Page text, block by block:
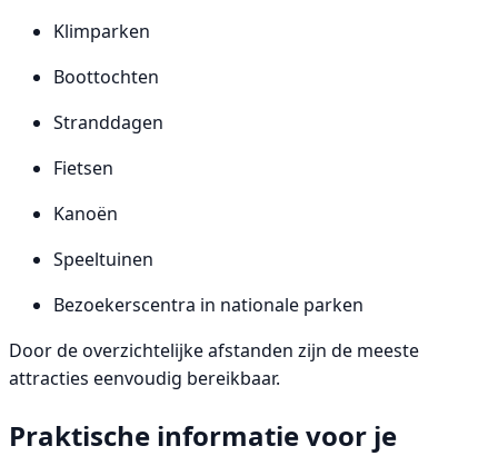
Klimparken
Boottochten
Stranddagen
Fietsen
Kanoën
Speeltuinen
Bezoekerscentra in nationale parken
Door de overzichtelijke afstanden zijn de meeste
attracties eenvoudig bereikbaar.
Praktische informatie voor je